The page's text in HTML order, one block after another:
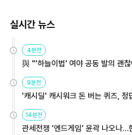
실시간 뉴스
4분전
與 "'하늘이법' 여야 공동 발의 괜
9분전
'캐시딜' 캐시워크 돈 버는 퀴즈, 정
14분전
관세전쟁 '엔드게임' 윤곽 나오나…